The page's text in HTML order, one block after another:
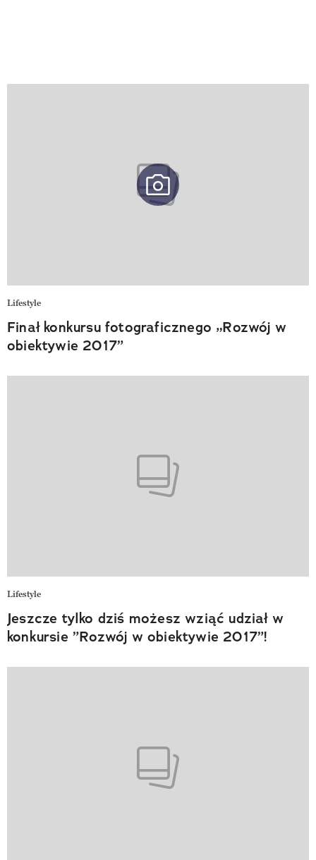
Lifestyle
Finał konkursu fotograficznego „Rozwój w
obiektywie 2017”
Lifestyle
Jeszcze tylko dziś możesz wziąć udział w
konkursie ”Rozwój w obiektywie 2017”!